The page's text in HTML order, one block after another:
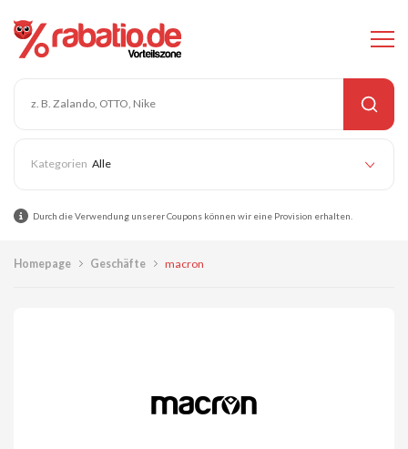
Alle
Durch die Verwendung unserer Coupons können wir eine Provision erhalten.
Homepage Geschäfte macron